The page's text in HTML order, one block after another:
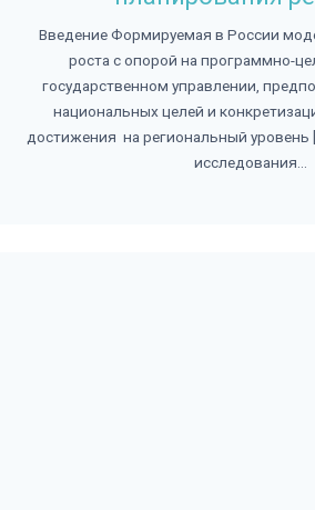
Введение Формируемая в России
роста с опорой на программно-
государственном управлении,
национальных целей и
достижения на региональный уровень
исследования...